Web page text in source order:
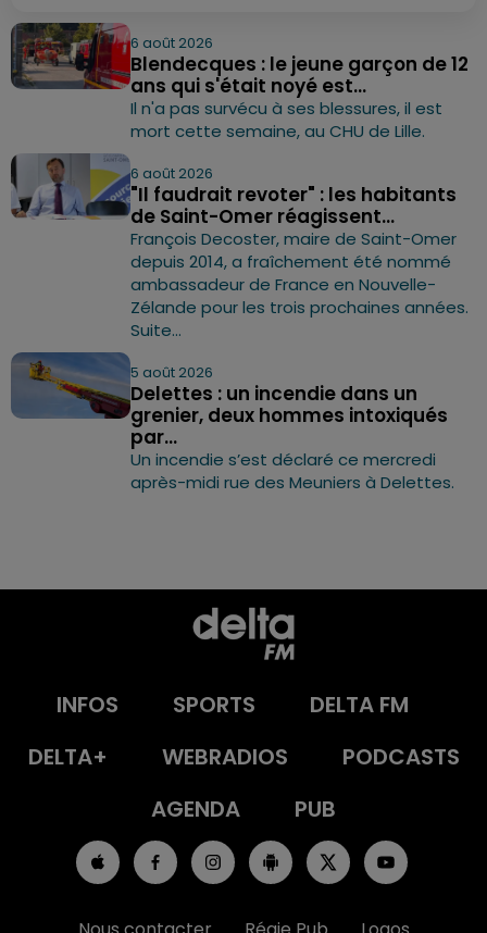
6 août 2026
Blendecques : le jeune garçon de 12
ans qui s'était noyé est...
Il n'a pas survécu à ses blessures, il est
mort cette semaine, au CHU de Lille.
6 août 2026
"Il faudrait revoter" : les habitants
de Saint-Omer réagissent...
François Decoster, maire de Saint-Omer
depuis 2014, a fraîchement été nommé
ambassadeur de France en Nouvelle-
Zélande pour les trois prochaines années.
Suite...
5 août 2026
Delettes : un incendie dans un
grenier, deux hommes intoxiqués
par...
Un incendie s’est déclaré ce mercredi
après-midi rue des Meuniers à Delettes.
INFOS SPORTS
DELTA FM
DELTA+
WEBRADIOS
PODCASTS
AGENDA
PUB